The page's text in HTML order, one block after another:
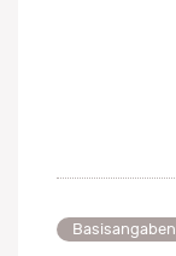
Basisangaben